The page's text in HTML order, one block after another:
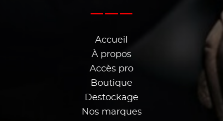
Accueil
À propos
Accès pro
Boutique
Destockage
Nos marques